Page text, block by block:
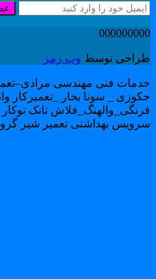
توسطوب رمز
فنی مهندسی مرادی–تعمیر
_ سونا بخار _تعمیرکار
تانک توکار
بهداشتی تعمیر شیر